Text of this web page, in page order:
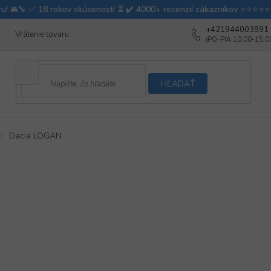
Vrátenie tovaru Ako balíme v
+421944003991
HĽADAŤ
Dacia LOGAN